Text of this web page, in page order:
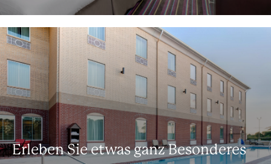
Erleben Sie etwas ganz Besonderes